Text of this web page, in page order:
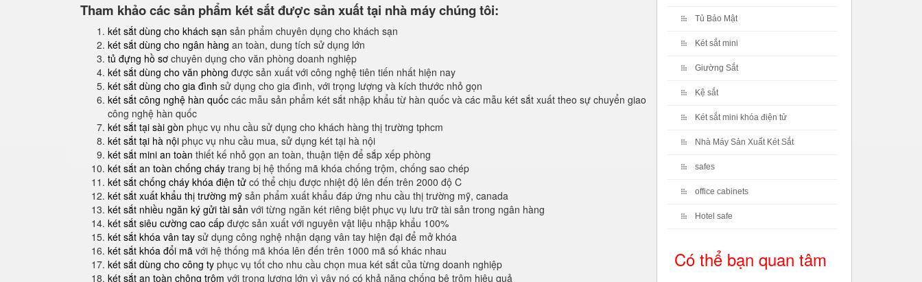
Tham khảo các sản phẩm két sắt được sản xuất tại nhà máy chúng tôi:
két sắt dùng cho khách sạn sản phẩm chuyên dụng cho khách sạn
két sắt dùng cho ngân hàng an toàn, dung tích sử dụng lớn
tủ đựng hồ sơ chuyên dụng cho văn phòng doanh nghiệp
két sắt dùng cho văn phòng được sản xuất với công nghệ tiên tiến nhất hiện nay
két sắt dùng cho gia đình sử dụng cho gia đình, với trọng lượng và kích thước nhỏ gọn
két sắt công nghệ hàn quốc các mẫu sản phẩm két sắt nhập khẩu từ hàn quốc và các mẫu két sắt xuất theo sự chuyển giao
công nghệ hàn quốc
két sắt tại sài gòn phục vụ nhu cầu sử dụng cho khách hàng thị trường tphcm
két sắt tại hà nội phục vụ nhu cầu mua, sử dụng két tại hà nội
két sắt mini an toàn thiết kế nhỏ gọn an toàn, thuận tiện để sắp xếp phòng
két sắt an toàn chống cháy trang bị hệ thống mã khóa chống trộm, chống sao chép
két sắt chống cháy khóa điện tử có thể chịu được nhiệt độ lên đến trên 2000 độ C
két sắt xuất khẩu thị trường mỹ sản phẩm xuất khẩu đáp ứng nhu cầu thị trường mỹ, canada
két sắt nhiều ngăn ký gửi tài sản với từng ngăn két riêng biệt phục vụ lưu trữ tài sản trong ngân hàng
két sắt siêu cường cao cấp được sản xuất với nguyên vật liệu nhập khẩu 100%
két sắt khóa vân tay sử dụng công nghệ nhận dạng vân tay hiện đại để mở khóa
két sắt khóa đổi mã với hệ thống mã khóa lên đến trên 1000 mã số khác nhau
két sắt dùng cho công ty phục vụ tốt cho nhu cầu chọn mua két sắt của từng doanh nghiệp
két sắt an toàn chông trộm với trọng lượng lớn vì vậy nó có khả năng chống bê trộm hiệu quả
Tủ Bảo Mật
Két sắt mini
Giường Sắt
Kệ sắt
Két sắt mini khóa điện tử
Nhà Máy Sản Xuất Két Sắt
safes
office cabinets
Hotel safe
Có thể bạn quan tâm